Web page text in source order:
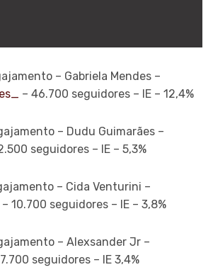
– Gabriela Mendes –
– 46.700 seguidores – IE – 12,4%
– Dudu Guimarães –
seguidores – IE – 5,3%
– Cida Venturini –
– 10.700 seguidores – IE – 3,8%
– Alexsander Jr –
seguidores – IE 3,4%